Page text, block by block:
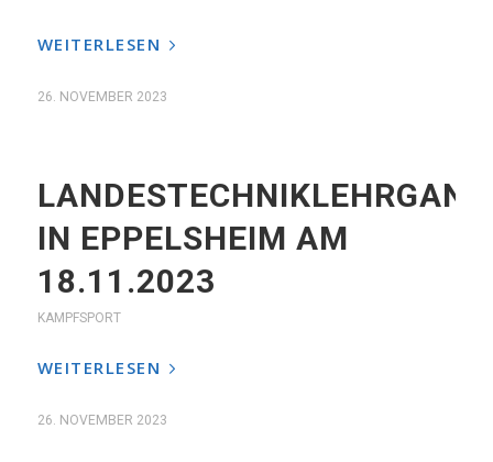
WEITERLESEN
26. NOVEMBER 2023
LANDESTECHNIKLEHRGANG
IN EPPELSHEIM AM
18.11.2023
KAMPFSPORT
WEITERLESEN
26. NOVEMBER 2023